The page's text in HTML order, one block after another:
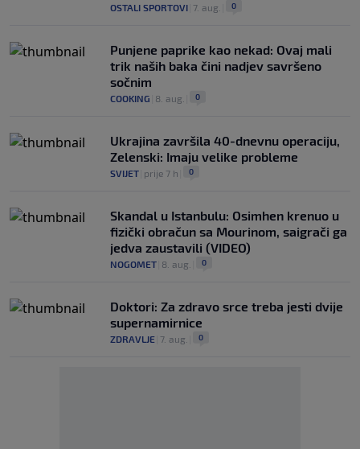
OSTALI SPORTOVI 7. aug. 0
Punjene paprike kao nekad: Ovaj mali
trik naših baka čini nadjev savršeno
sočnim
COOKING 8. aug. 0
Ukrajina završila 40-dnevnu operaciju,
Zelenski: Imaju velike probleme
SVIJET prije 7 h 0
Skandal u Istanbulu: Osimhen krenuo u
fizički obračun sa Mourinom, saigrači ga
jedva zaustavili (VIDEO)
NOGOMET 8. aug. 0
Doktori: Za zdravo srce treba jesti dvije
supernamirnice
ZDRAVLJE 7. aug. 0